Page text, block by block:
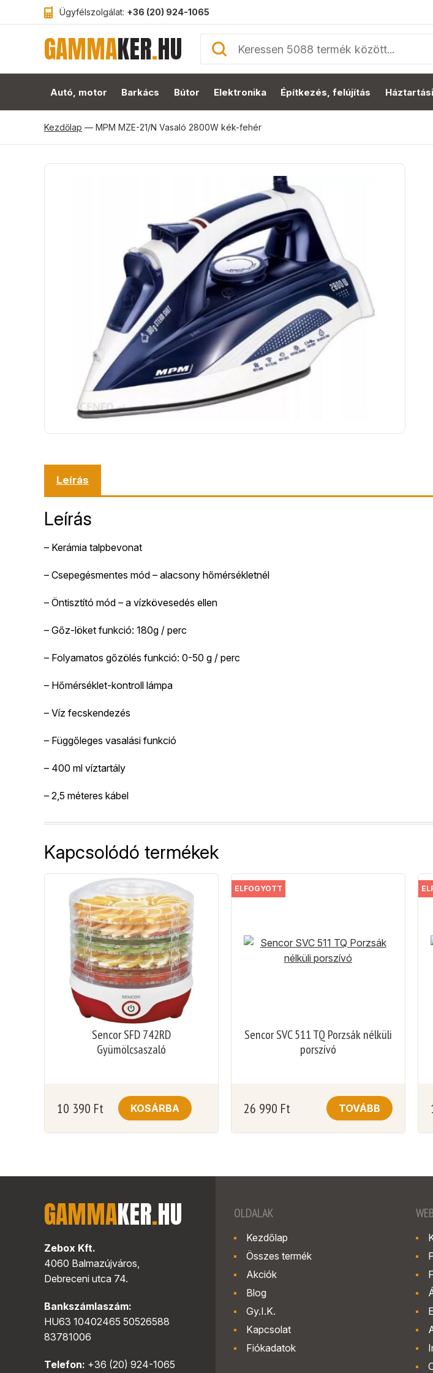
Ügyfélszolgálat: +36 (20) 924-1065
GAMMAKER.HU
Autó, motor Barkács Bútor Elektronika Építkezés, felújítás
Kezdőlap — MPM MZE-21/N Vasaló 2800W kék-fehér
Leírás
Leírás
– Kerámia talpbevonat
– Csepegésmentes mód – alacsony hőmérsékletnél
– Öntisztító mód – a vízkövesedés ellen
– Gőz-löket funkció: 180g / perc
– Folyamatos gőzölés funkció: 0-50 g / perc
– Hőmérséklet-kontroll lámpa
– Víz fecskendezés
– Függőleges vasalási funkció
– 400 ml víztartály
– 2,5 méteres kábel
Kapcsolódó termékek
Sencor SFD 742RD
Gyümölcsaszaló
10 390 Ft KOSÁRBA
ELFOGYOTT
Sencor SVC 511 TQ Porzsák nélküli
porszívó
26 990 Ft TOVÁBB
GAMMAKER.HU
Zebox Kft.
4060 Balmazújváros,
Debreceni utca 74.
Bankszámlaszám:
HU63 10402465 50526588
83781006
Telefon: +36 (20) 924-1065
OLDALAK
Kezdőlap
Összes termék
Akciók
Blog
Gy.I.K.
Kapcsolat
Fiókadatok